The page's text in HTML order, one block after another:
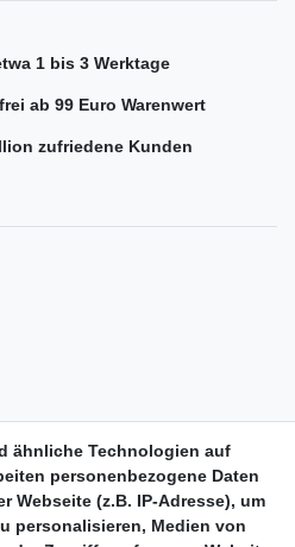
1 bis 3 Werktage
ab 99 Euro Warenwert
zufriedene Kunden
ähnliche Technologien auf
personenbezogene Daten
Webseite (z.B. IP-Adresse), um
personalisieren, Medien von